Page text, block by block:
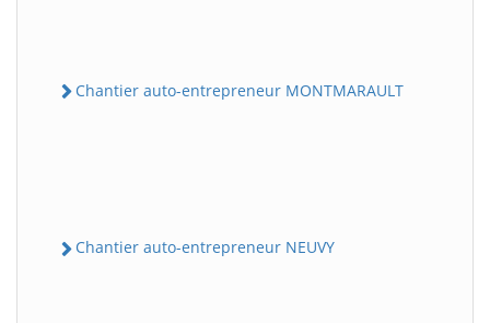
Chantier auto-entrepreneur MONTMARAULT
Chantier auto-entrepreneur NEUVY